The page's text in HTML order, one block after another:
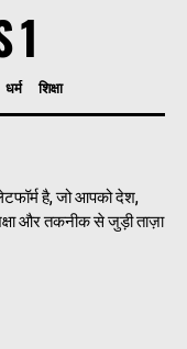
1
धर्म शिक्षा
है, जो आपको देश,
और तकनीक से जुड़ी ताज़ा